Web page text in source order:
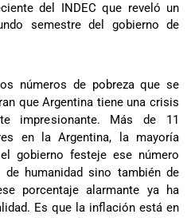
del INDEC que reveló un
semestre del gobierno de
números de pobreza que se
que Argentina tiene una crisis
impresionante. Más de 11
en la Argentina, la mayoría
gobierno festeje ese número
humanidad sino también de
porcentaje alarmante ya ha
Es que la inflación está en